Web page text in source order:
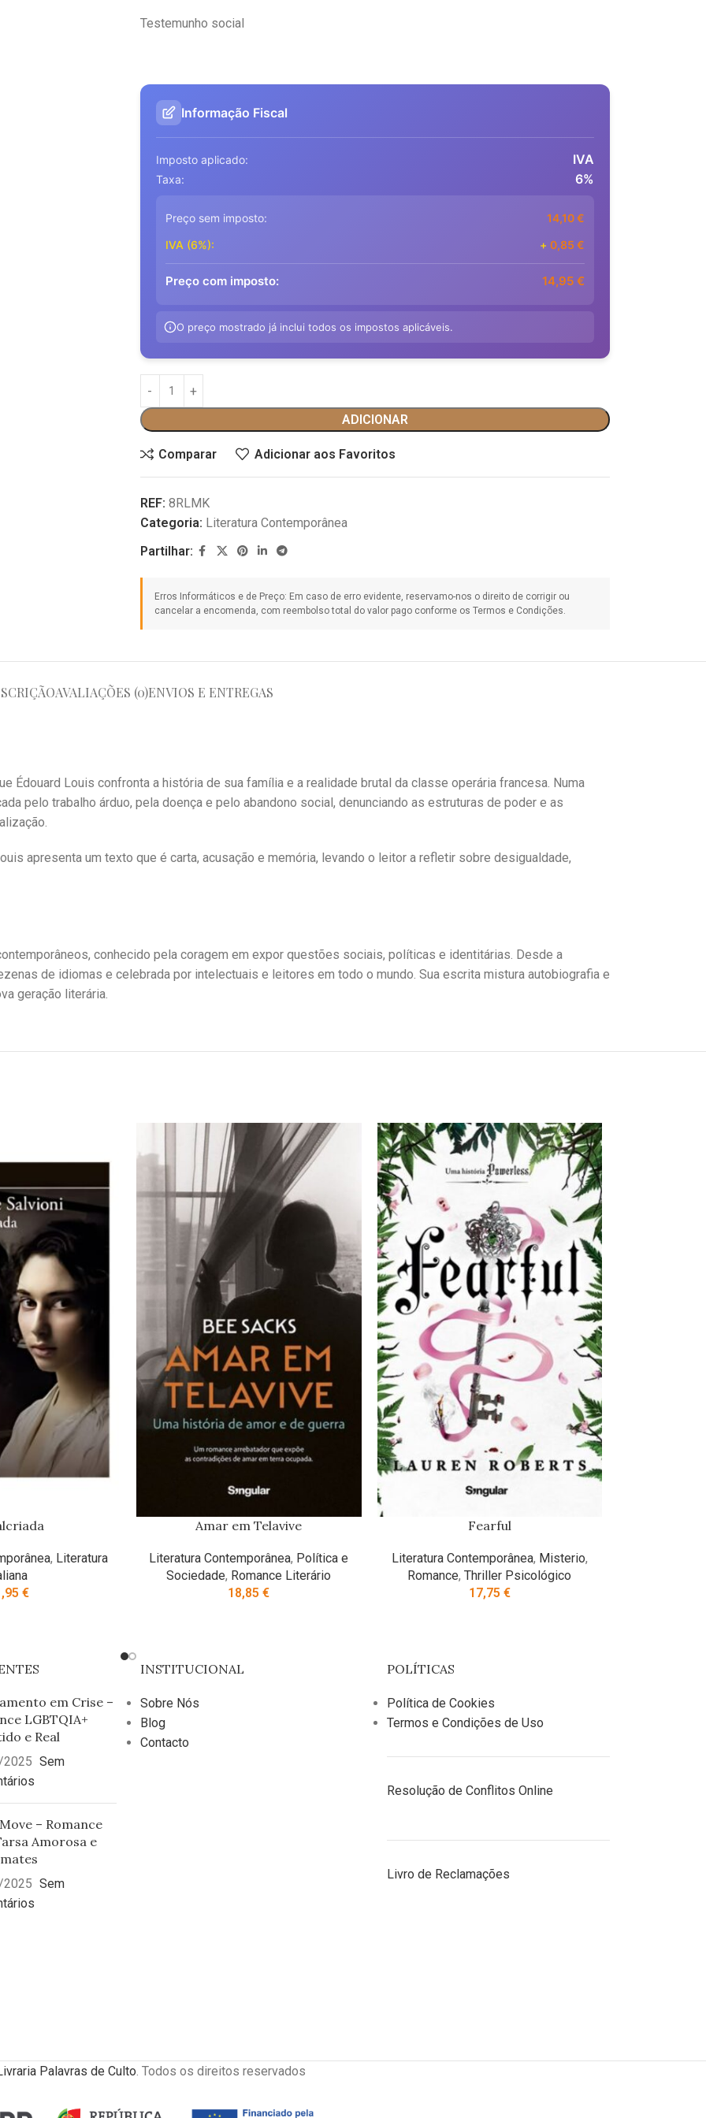
Testemunho social
Informação Fiscal
Imposto aplicado: IVA
Taxa: 6%
Preço sem imposto: 14,10€
IVA (6%):
+ 0,85 €
Preço com imposto: 14,95 €
O preço mostrado já inclui todos os impostos aplicáveis.
ADICIONAR
Comparar Adicionar aos Favoritos
REF: 8RLMK
Categoria: Literatura Contemporânea
Partilhar:
AVALIAÇÕES (0)ENVIOS E ENTREGAS
Édouard Louis confronta a história de sua família e a realidade brutal da classe operária francesa. Numa
pelo trabalho árduo, pela doença e pelo abandono social, denunciando as estruturas de poder e as
apresenta um texto que é carta, acusação e memória, levando o leitor a refletir sobre desigualdade,
conhecido pela coragem em expor questões sociais, políticas e identitárias. Desde a
de idiomas e celebrada por intelectuais e leitores em todo o mundo. Sua escrita mistura autobiografia e
geração literária.
, Literatura
€
Amar em Telavive
Literatura Contemporânea, Política e
Sociedade, Romance Literário
18,85€
Fearful
Literatura Contemporânea, Misterio,
Romance,Thriller Psicológico
17,75 €
em Crise –
LGBTQIA+
e Real
Sem
– Romance
Amorosa e
Sem
INSTITUCIONAL
Sobre Nós
Blog
Contacto
POLÍTICAS
Política de Cookies
Termos e Condições de Uso
Resolução de Conflitos Online
Livro de Reclamações
Palavras de Culto. Todos os direitos reservados